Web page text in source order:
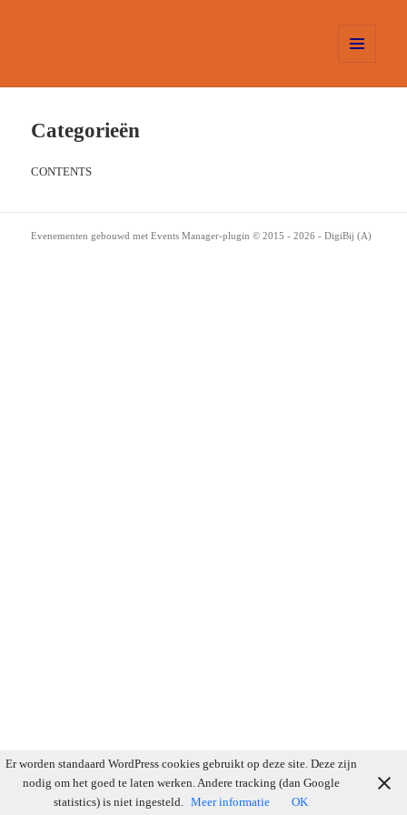
WIDGETS
Categorieën
CONTENTS
Evenementen gebouwd metEvents Manager-plugin© 2015 - 2026 -DigiBij (A)
Er worden standaard WordPress cookies gebruikt op deze site. Deze zijn
nodig om het goed te laten werken. Andere tracking (dan Google
statistics) is niet ingesteld. Meer informatie OK